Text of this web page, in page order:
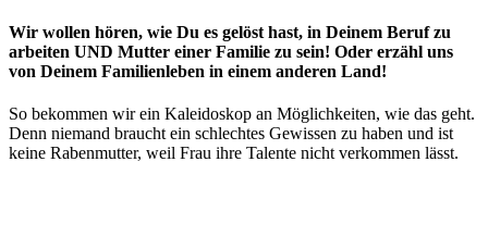
Wir wollen hören, wie Du es gelöst hast, in Deinem Beruf zu
arbeiten UND Mutter einer Familie zu sein! Oder erzähl uns
von Deinem Familienleben in einem anderen Land!
So bekommen wir ein Kaleidoskop an Möglichkeiten, wie das geht.
Denn niemand braucht ein schlechtes Gewissen zu haben und ist
keine Rabenmutter, weil Frau ihre Talente nicht verkommen lässt.